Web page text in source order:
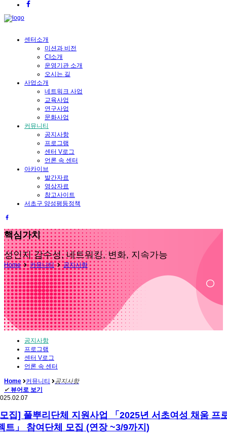
센터소개
미션과 비전
CI소개
운영기관 소개
오시는 길
사업소개
네트워크 사업
교육사업
연구사업
문화사업
커뮤니티
공지사항
프로그램
센터 V로그
언론 속 센터
아카이브
발간자료
영상자료
참고사이트
서초구 양성평등정책
핵심가치
성인지 감수성, 네트워킹, 변화, 지속가능
Home 커뮤니티 공지사항
공지사항
프로그램
센터 V로그
언론 속 센터
Home 커뮤니티
공지사항
✔ 뷰어로 보기
집] 풀뿌리단체 지원사업 「2025년 서초여성 채움 프
트」 참여단체 모집 (연장 ~3/9까지)